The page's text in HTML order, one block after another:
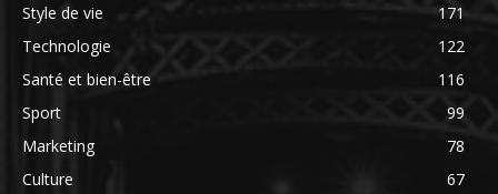
Style de vie
171
Technologie
122
Santé et bien-être
116
Sport
99
Marketing
78
Culture
67